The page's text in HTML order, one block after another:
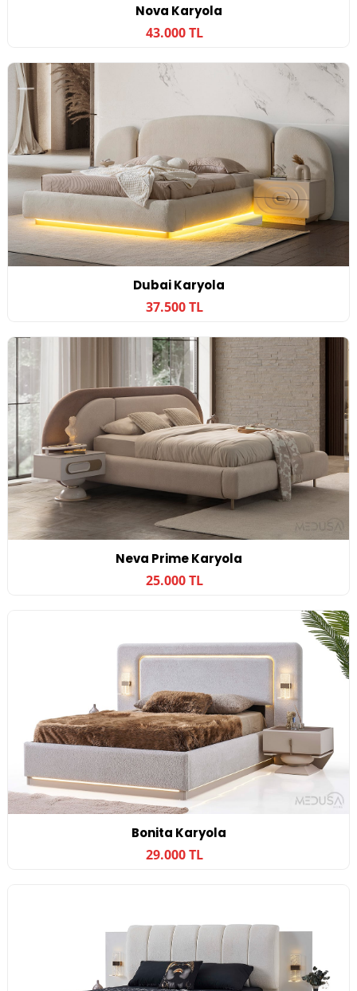
Nova Karyola
43.000 TL
Dubai Karyola
37.500 TL
Neva Prime Karyola
25.000 TL
Bonita Karyola
29.000 TL